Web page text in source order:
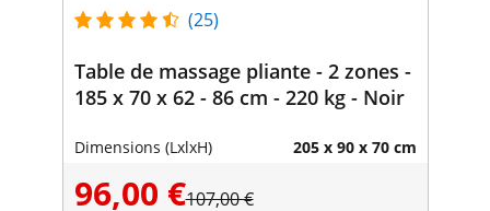
(25)
Table de massage pliante - 2 zones -
185 x 70 x 62 - 86 cm - 220 kg - Noir
Dimensions (LxlxH) 205 x 90 x 70 cm
96,00 €107,00 €